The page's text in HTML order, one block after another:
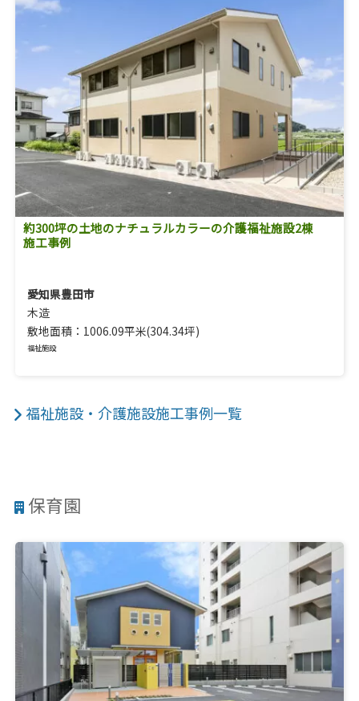
約300坪の土地のナチュラルカラーの介護福祉施設2棟
施工事例
愛知県豊田市
木造
敷地面積：1006.09平米(304.34坪)
福祉施設
福祉施設・介護施設施工事例一覧
保育園